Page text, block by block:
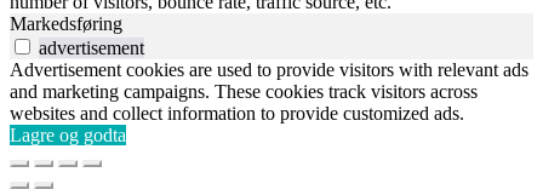
Markedsføring
advertisement
Advertisement cookies are used to provide visitors with relevant ads
and marketing campaigns. These cookies track visitors across
websites and collect information to provide customized ads.
Lagre og godta